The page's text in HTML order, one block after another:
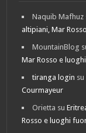
Naquib Mafhuz
altipiani, Mar
MountainBlog
Mar Rosso e
tiranga login su
Courmayeur
Orietta su
Rosso e luoghi